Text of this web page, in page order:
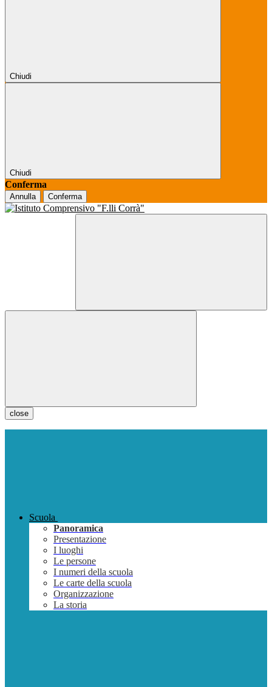
Chiudi
Chiudi
Conferma
Annulla Conferma
close
Scuola
Panoramica
Presentazione
I luoghi
Le persone
I numeri della scuola
Le carte della scuola
Organizzazione
La storia